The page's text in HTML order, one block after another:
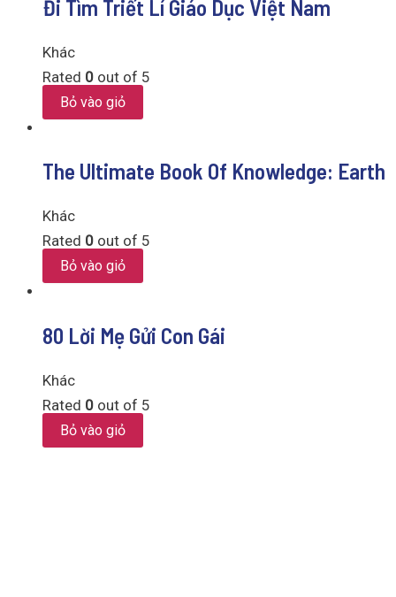
Đi Tìm Triết Lí Giáo Dục Việt Nam
Khác
Rated 0 out of 5
Bỏ vào giỏ
The Ultimate Book Of Knowledge: Earth
Khác
Rated 0 out of 5
Bỏ vào giỏ
80 Lời Mẹ Gửi Con Gái
Khác
Rated 0 out of 5
Bỏ vào giỏ